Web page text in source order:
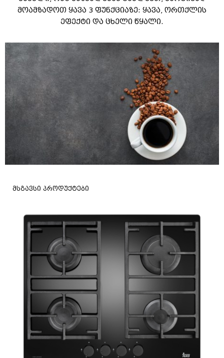
მოამზადოთ ყავა 3 ფუნქციაზე: ყავა, ორთქლის
ეფექტი და ცხელი წყალი.
მსგავსი პროდუქტები